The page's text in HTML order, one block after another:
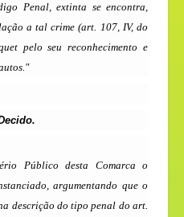
Penal, extinta se encontra,
a tal crime (art. 107, IV, do
pelo seu reconhecimento e
Público desta Comarca o
argumentando que o
descrição do tipo penal do art.